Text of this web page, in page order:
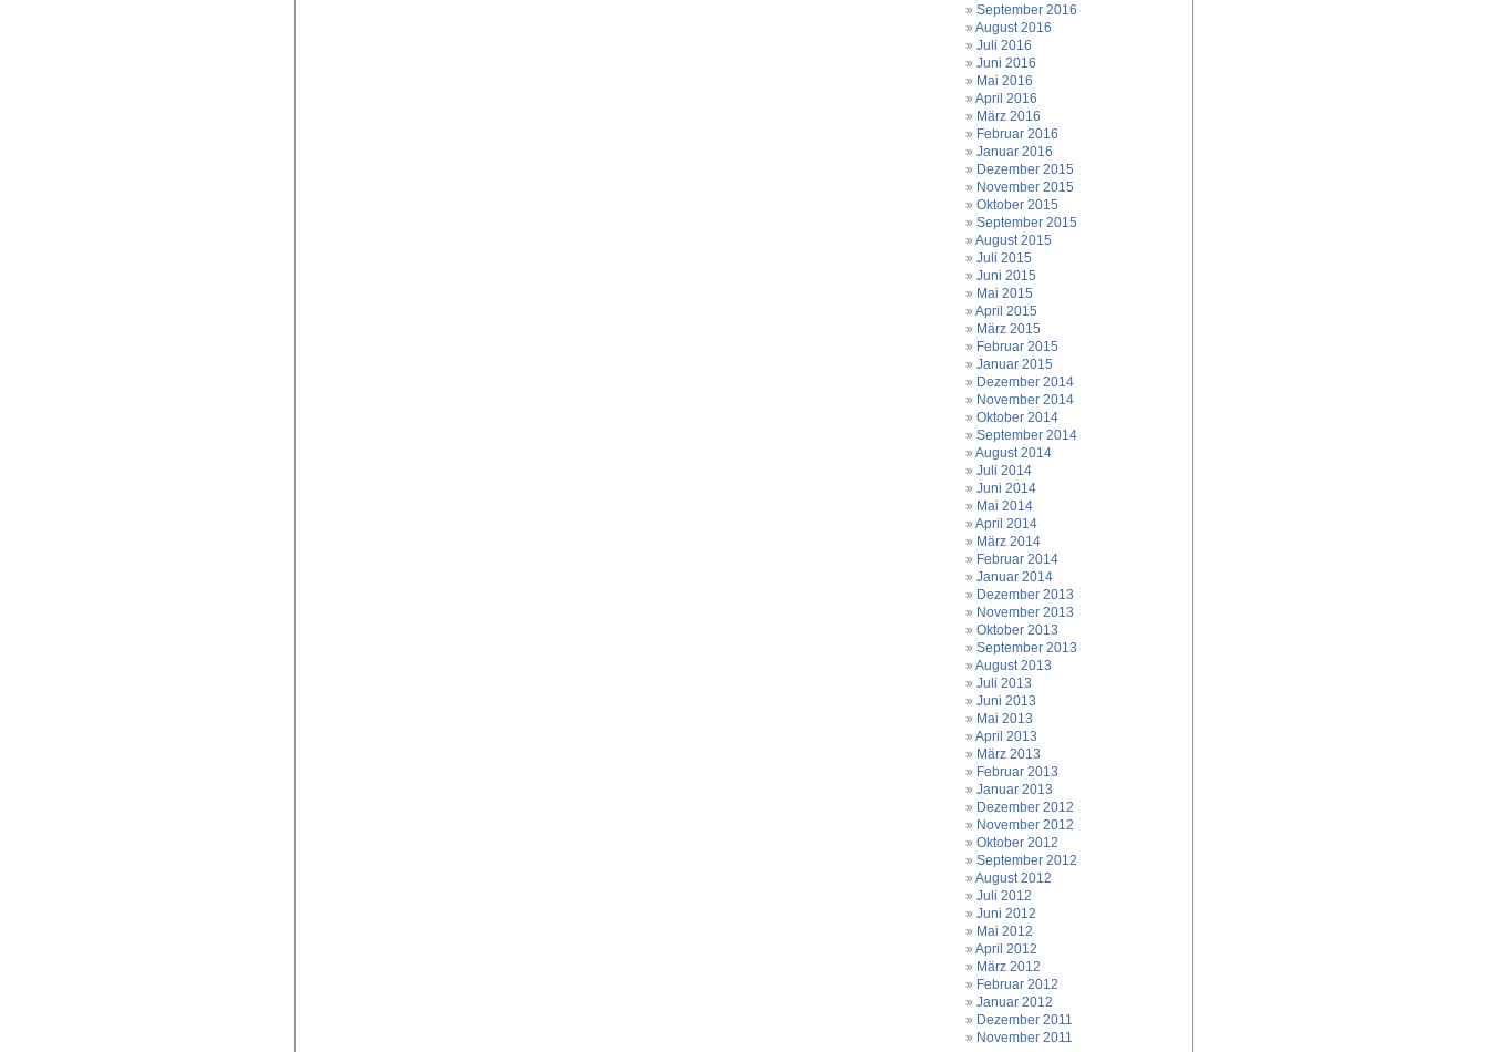
September 2016
August 2016
Juli 2016
Juni 2016
Mai 2016
April 2016
März 2016
Februar 2016
Januar 2016
Dezember 2015
November 2015
Oktober 2015
September 2015
August 2015
Juli 2015
Juni 2015
Mai 2015
April 2015
März 2015
Februar 2015
Januar 2015
Dezember 2014
November 2014
Oktober 2014
September 2014
August 2014
Juli 2014
Juni 2014
Mai 2014
April 2014
März 2014
Februar 2014
Januar 2014
Dezember 2013
November 2013
Oktober 2013
September 2013
August 2013
Juli 2013
Juni 2013
Mai 2013
April 2013
März 2013
Februar 2013
Januar 2013
Dezember 2012
November 2012
Oktober 2012
September 2012
August 2012
Juli 2012
Juni 2012
Mai 2012
April 2012
März 2012
Februar 2012
Januar 2012
Dezember 2011
November 2011